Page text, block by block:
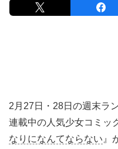
2月27日・28日の週末ラ
連載中の人気少女コミッ
なりになんてならない 』